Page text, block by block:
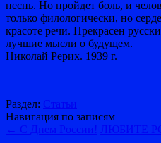
песнь. Но пройдет боль, и
только филологически, но
красоте речи. Прекрасен
лучшие мысли о будущем.
Николай Рерих. 1939 г.
Раздел: Статьи
Навигация по записям
← С Днем России! ЛЮБИТЕ